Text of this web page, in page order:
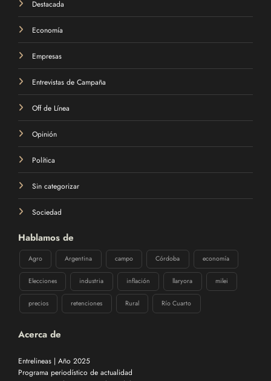
Economía
Empresas
Entrevistas de Campaña
Off de Línea
Opinión
Política
Sin categorizar
Sociedad
Hablamos de
Agro Argentina campo Córdoba economía
Elecciones industria inflación llaryora milei
precios retenciones Rural Río Cuarto
Acerca de
Entrelineas | Año 2025
Programa periodístico de actualidad